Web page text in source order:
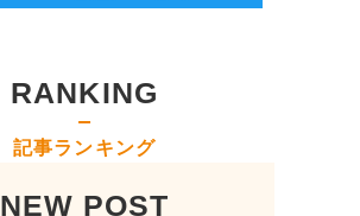
RANKING
記事ランキング
NEW POST